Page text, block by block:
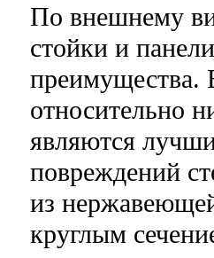
По внешнему
стойки и
преимущества.
относительно
являются
повреждений
из
круглым